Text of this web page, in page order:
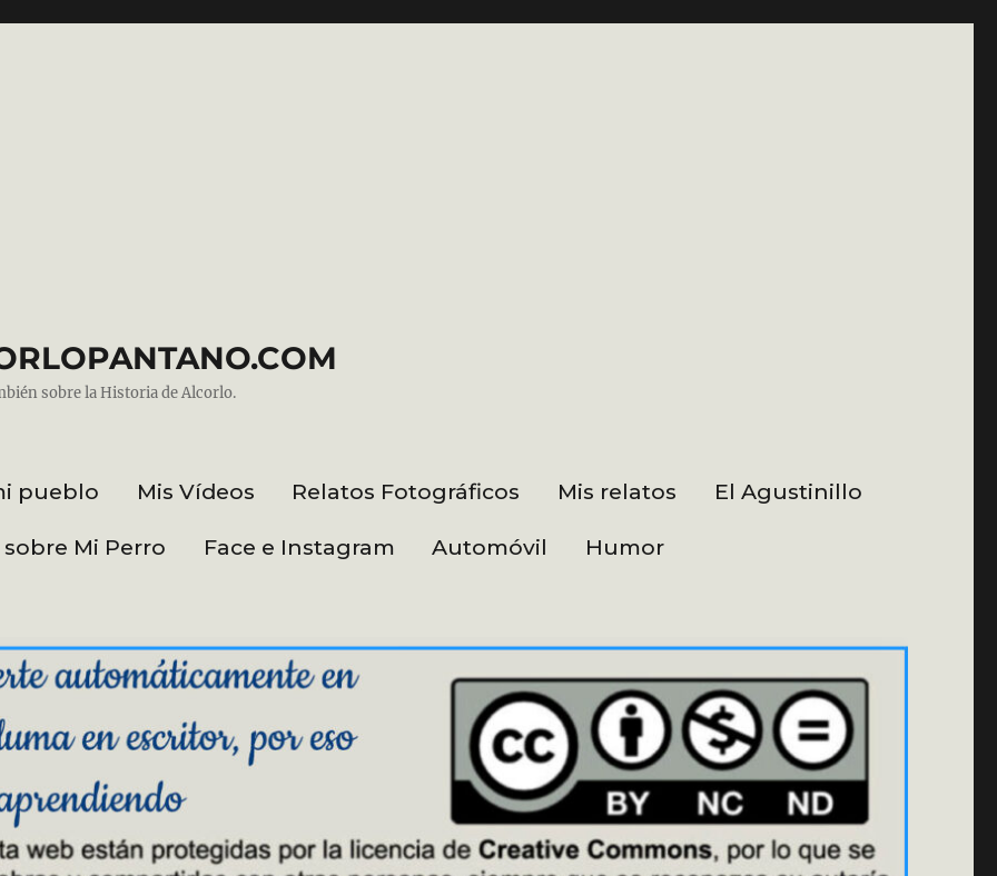
sobre la Historia de Alcorlo.
pueblo Mis Vídeos Relatos Fotográficos Mis relatos El Agustinillo
Mi Perro Face e Instagram Automóvil Humor